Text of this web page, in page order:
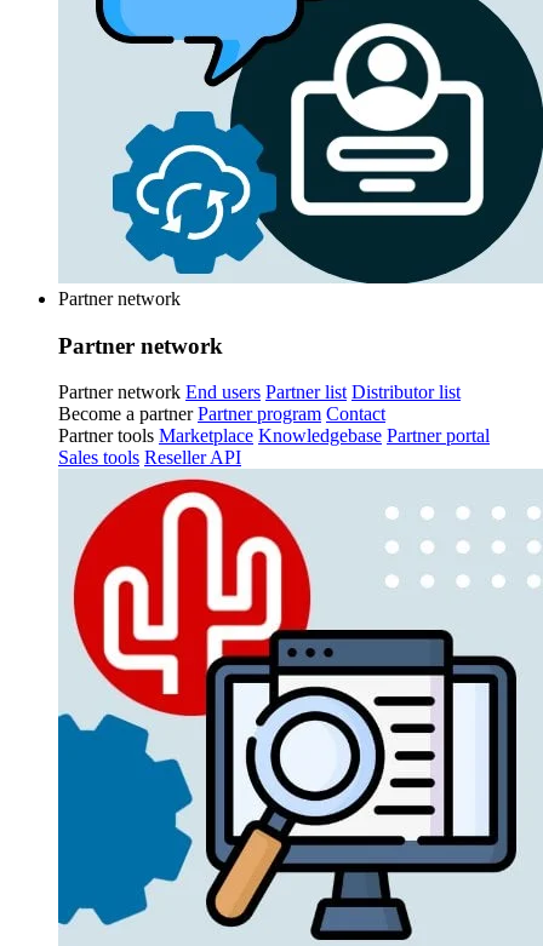
Partner network
Partner network
Partner network End users Partner list Distributor list
Become a partner Partner program Contact
Partner tools Marketplace Knowledgebase Partner portal
Sales tools Reseller API